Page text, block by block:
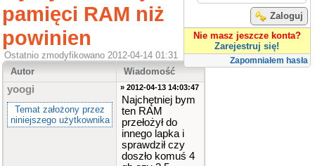
Zaloguj
Nie masz jeszcze konta?
Zarejestruj się!
Zapomniałem hasła
pamięci RAM niż
powinien
Ostatnio zmodyfikowano 2012-04-14 01:31
Autor
Wiadomość
yoogi
Temat założony przez
niniejszego użytkownika
» 2012-04-13 14:03:47
Najchętniej bym
ten RAM
przełożył do
innego lapka i
sprawdził czy
doszło komuś 4